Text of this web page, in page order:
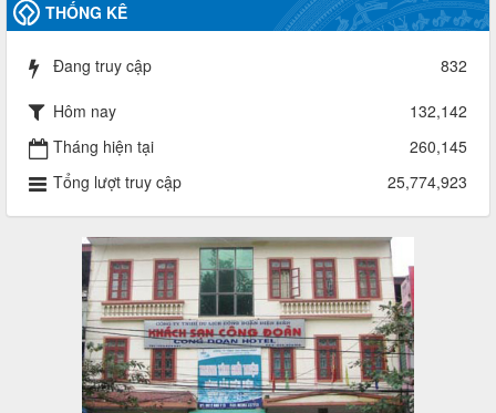
485/QĐ-LĐLĐ
Quyết định về việc công bố công khai quyết toán ngân sách
nhà nước năm 2024
Thời gian đăng: 29/04/2025
lượt xem: 914 | lượt tải:253
2930/TLĐ-TC
Công văn số 2930/TLĐ-TC, ngày 31/12/2024 của Tổng
LĐLĐ Việt Nam về việc quy định tỷ lệ phân phối tự động
KPCĐ 2% qua tài khoản Công đoàn Việt Nam về các cấp
Công đoàn năm 2025
Thời gian đăng: 06/01/2025
lượt xem: 1064 | lượt tải:437
47-TTCĐ/BTGTU
Thông tin chuyên đề: Một số nôi dung về sắp xếp tổ chức bộ
máy của hệ thống chính trị tinh gọn, hoạt động hiệu lực, hiệu
Thời gian đăng: 25/12/2024
lượt xem: 1219 | lượt tải:339
THỐNG KÊ
Đang truy cập 832
Hôm nay
132,142
Tháng hiện tại
260,145
Tổng lượt truy cập
25,774,923